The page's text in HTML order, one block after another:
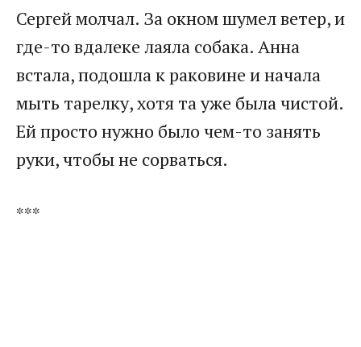
Сергей молчал. За окном шумел ветер, и
где-то вдалеке лаяла собака. Анна
встала, подошла к раковине и начала
мыть тарелку, хотя та уже была чистой.
Ей просто нужно было чем-то занять
руки, чтобы не сорваться.
***